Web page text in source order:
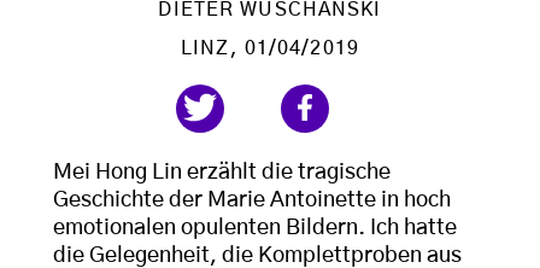
DIETER WUSCHANSKI
LINZ , 01/04/2019
Mei Hong Lin erzählt die tragische
Geschichte der Marie Antoinette in hoch
emotionalen opulenten Bildern. Ich hatte
die Gelegenheit, die Komplettproben aus